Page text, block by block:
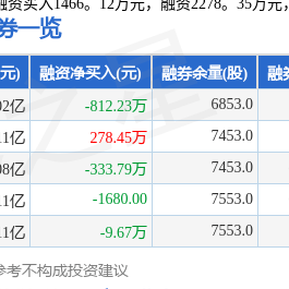
买入1466。12万元，融资2278。35